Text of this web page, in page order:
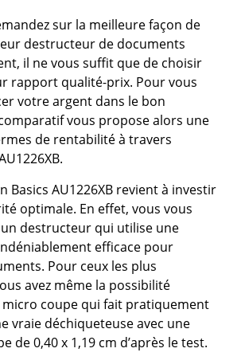
sur la meilleure façon de
destructeur de documents
il ne vous suffit que de choisir
rapport qualité-prix. Pour vous
votre argent dans le bon
vous propose alors une
de rentabilité à travers
Basics AU1226XB revient à investir
optimale. En effet, vous vous
destructeur qui utilise une
efficace pour
Pour ceux les plus
avez même la possibilité
micro coupe qui fait pratiquement
vraie déchiqueteuse avec une
de 0,40 x 1,19 cm d’après le test.